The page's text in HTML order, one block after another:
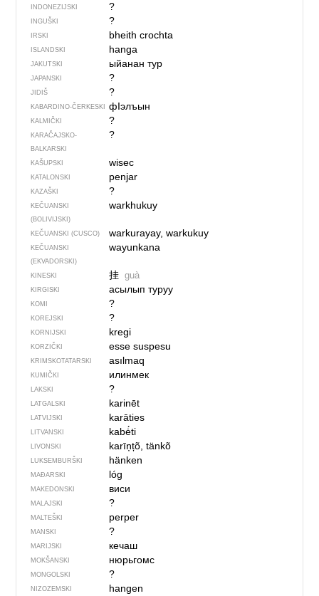
INDONEZIJSKI ?
INGUŠKI ?
IRSKI bheith crochta
ISLANDSKI hanga
JAKUTSKI ыйанан тур
JAPANSKI ?
JIDIŠ ?
KABARDINO-ČERKESKI фIэлъын
KALMIČKI ?
KARAČAJSKO-
BALKARSKI
?
KAŠUPSKI wisec
KATALONSKI penjar
KAZAŠKI ?
KEČUANSKI
(BOLIVIJSKI)
warkhukuy
KEČUANSKI (CUSCO) warkurayay, warkukuy
KEČUANSKI
(EKVADORSKI)
wayunkana
KINESKI 挂 guà
KIRGISKI асылып туруу
KOMI ?
KOREJSKI ?
KORNIJSKI kregi
KORZIČKI esse suspesu
KRIMSKOTATARSKI asılmaq
KUMIČKI илинмек
LAKSKI ?
LATGALSKI karinēt
LATVIJSKI karāties
LITVANSKI kabė́ti
LIVONSKI karīņțõ, tänkõ
LUKSEMBURŠKI hänken
MAĐARSKI lóg
MAKEDONSKI виси
MALAJSKI ?
MALTEŠKI perper
MANSKI ?
MARIJSKI кечаш
MOKŠANSKI нюрьгомс
MONGOLSKI ?
NIZOZEMSKI hangen